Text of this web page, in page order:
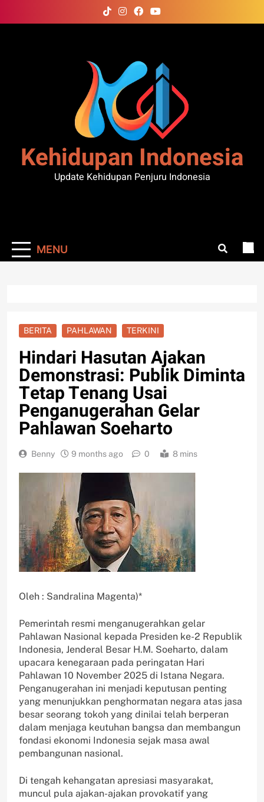
to
Kehidupan Indonesia
Update Kehidupan Penjuru Indonesia
MENU
BERITA PAHLAWAN TERKINI
Hindari Hasutan Ajakan
Demonstrasi: Publik Diminta
Tetap Tenang Usai
Penganugerahan Gelar
Pahlawan Soeharto
Benny 9 months ago 0 8 mins
Oleh : Sandralina Magenta)*
Pemerintah resmi menganugerahkan gelar
Pahlawan Nasional kepada Presiden ke-2 Republik
Indonesia, Jenderal Besar H.M. Soeharto, dalam
upacara kenegaraan pada peringatan Hari
Pahlawan 10 November 2025 di Istana Negara.
Penganugerahan ini menjadi keputusan penting
yang menunjukkan penghormatan negara atas jasa
besar seorang tokoh yang dinilai telah berperan
dalam menjaga keutuhan bangsa dan membangun
fondasi ekonomi Indonesia sejak masa awal
pembangunan nasional.
Di tengah kehangatan apresiasi masyarakat,
muncul pula ajakan-ajakan provokatif yang